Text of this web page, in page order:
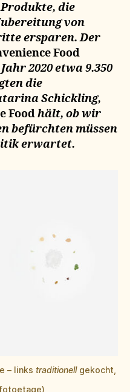
die
von
ersparen. Der
Food
2020 etwa 9.350
die
Schickling,
Foodhält, ob wir
befürchten müssen
erwartet.
– links traditionellgekocht,